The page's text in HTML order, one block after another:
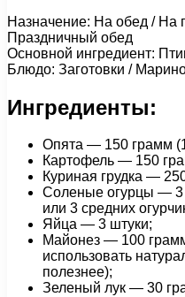
Назначение: На обед / На
Праздничный обед
Основной ингредиент:
Блюдо: Заготовки /
Ингредиенты:
Опята — 150 грамм
Картофель — 150
Куриная грудка —
Соленые огурцы — 3
или 3 средних
Яйца — 3 штуки;
Майонез — 100
использовать
полезнее);
Зеленый лук — 30